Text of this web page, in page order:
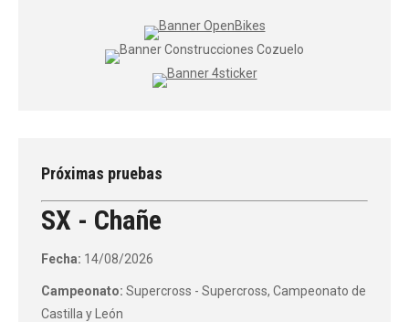
Próximas pruebas
SX - Chañe
Fecha: 14/08/2026
Campeonato: Supercross - Supercross, Campeonato de
Castilla y León